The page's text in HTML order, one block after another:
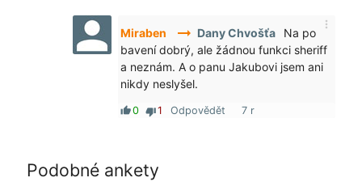
Miraben arrow_right_alt Dany Chvošťa
more_vert
Na po
bavení dobrý, ale žádnou funkci sheriff
a neznám. A o panu Jakubovi jsem ani
nikdy neslyšel.
thumb_up0 thumb_down1 Odpovědět 7 r
Podobné ankety